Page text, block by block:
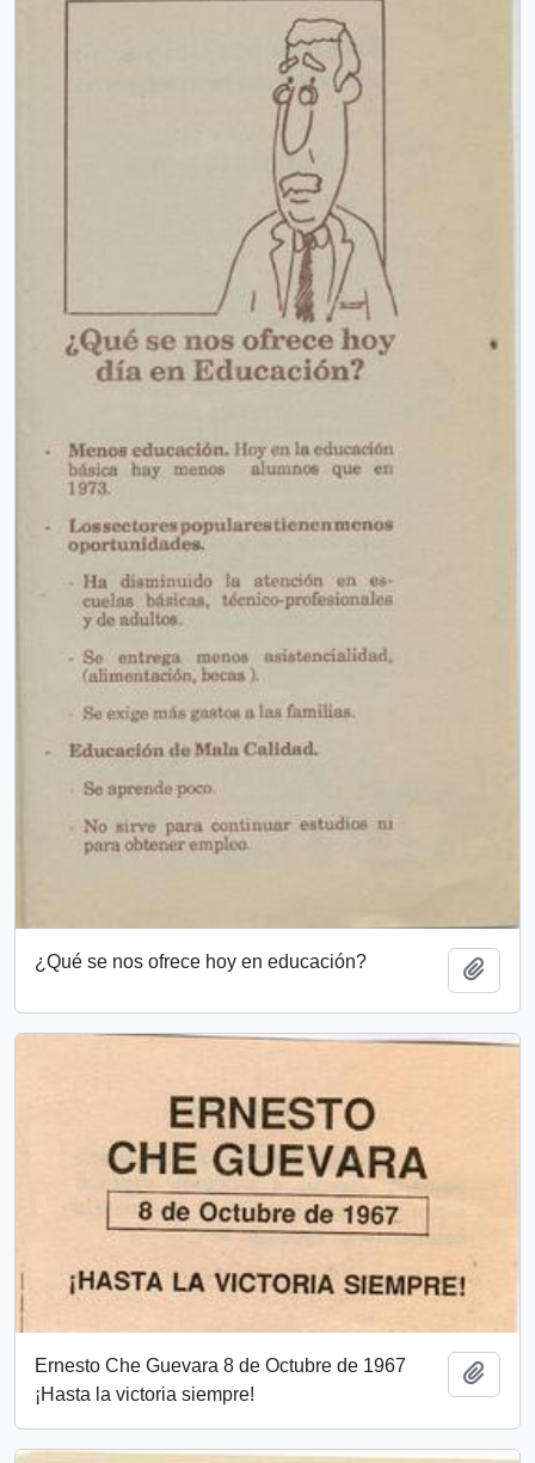
¿Qué se nos ofrece hoy en educación?
Ernesto Che Guevara 8 de Octubre de 1967
¡Hasta la victoria siempre!